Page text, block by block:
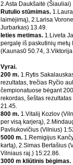
2.Asta Daukšaitė
Rutulio stūmimas.
laimėjimą), 2.Larisa
Jurbarkas) 13.49.
Ieties metimas. 1.Liveta
pergalę iš paskutinių metų
(Kaunas0 50.74,
Vyrai.
200 m. 1.Rytis
rezultatas, trečias Ryčio
čempionatuose bėgant
rekordas, šeštas
21.45.
800 m. 1.Vitalij Kozlov
per visą karjerą),
Pavliukovičius (Vilnius)
5000 m. 1.Remigijus
kartą), 2.Simas Bertašius
Vilniaus raj.) 15:22.86.
3000 m kliūtinis bėgimas.